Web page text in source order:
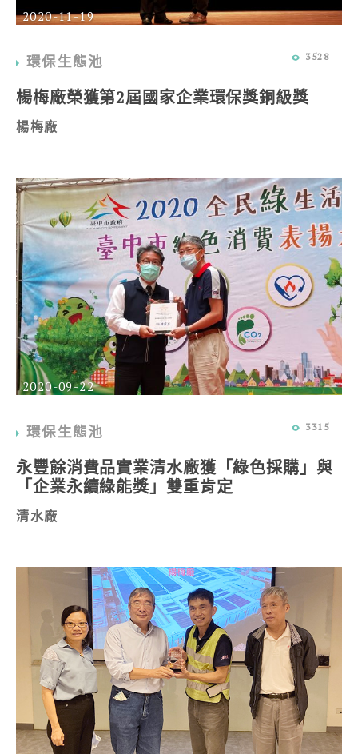
2020-11-19
環保生態池 3528
楊梅廠榮獲第2屆國家企業環保獎銅級獎
楊梅廠
2020-09-22
環保生態池 3315
永豐餘消費品實業清水廠獲「綠色採購」與
「企業永續綠能獎」雙重肯定
清水廠